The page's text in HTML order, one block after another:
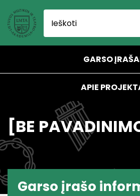
GARSO
APIE
[BE
Garso įrašo